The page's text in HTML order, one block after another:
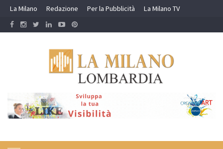
Skip
content
La Milano Redazione Per la Pubblicità La Milano TV